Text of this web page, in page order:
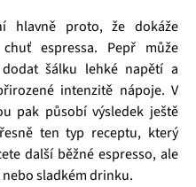
hlavně proto, že dokáže
espressa. Pepř může
šálku lehké napětí a
intenzitě nápoje. V
pak působí výsledek ještě
ten typ receptu, který
další běžné espresso, ale
sladkém drinku.